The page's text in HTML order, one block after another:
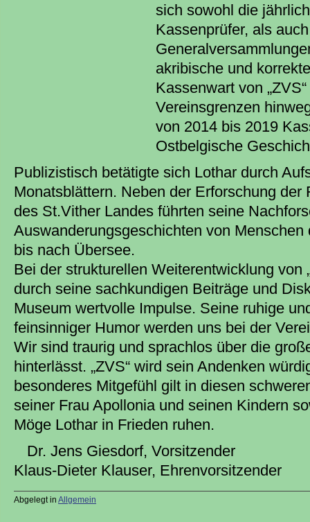
sich sowohl die
Kassenprüfer, als
akribische und
Kassenwart von
Vereinsgrenzen
von 2014 bis 2019
Ostbelgische
Publizistisch betätigte sich Lothar durch
Monatsblättern. Neben der Erforschung der
des St.Vither Landes führten seine
Auswanderungsgeschichten von
bis nach Übersee.
Bei der strukturellen Weiterentwicklung von
durch seine sachkundigen Beiträge und
Museum wertvolle Impulse. Seine ruhige
feinsinniger Humor werden uns bei der
Wir sind traurig und sprachlos über die
hinterlässt. „ZVS“ wird sein Andenken
besonderes Mitgefühl gilt in diesen
seiner Frau Apollonia und seinen Kindern
Möge Lothar in Frieden ruhen.
Dr. Jens Giesdorf, Vorsitzender
Klaus-Dieter Klauser, Ehrenvorsitzender
Abgelegt in Allgemein